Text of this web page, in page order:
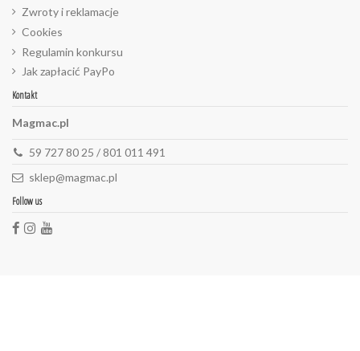
Zwroty i reklamacje
Cookies
Regulamin konkursu
Jak zapłacić PayPo
Kontakt
Magmac.pl
59 727 80 25 / 801 011 491
sklep@magmac.pl
Follow us